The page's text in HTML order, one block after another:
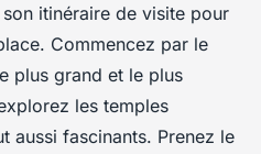
itinéraire de visite pour
Commencez par le
plus grand et le plus
les temples
aussi fascinants. Prenez le